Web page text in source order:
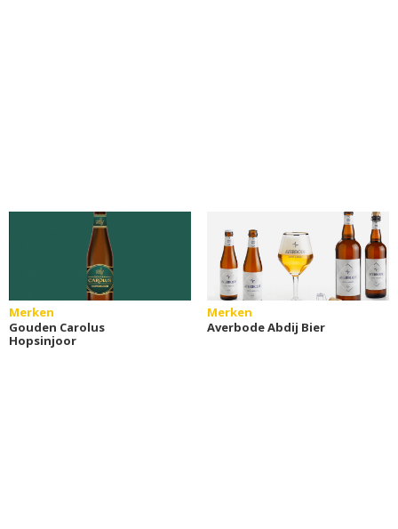
Merken
Gouden Carolus
Hopsinjoor
Merken
Averbode Abdij Bier